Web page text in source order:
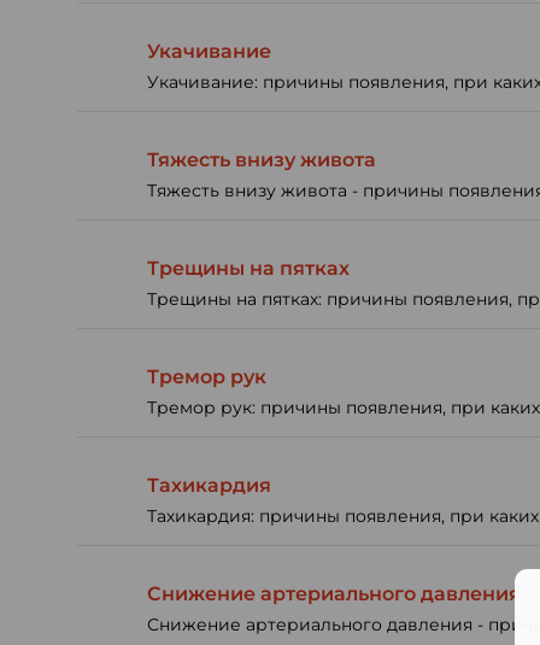
Укачивание
Укачивание: причины появления, при
Тяжесть внизу живота
Тяжесть внизу живота - причины
Трещины на пятках
Трещины на пятках: причины появления,
Тремор рук
Тремор рук: причины появления, при
Тахикардия
Тахикардия: причины появления, при
Снижение артериального давления
Снижение артериального давления -